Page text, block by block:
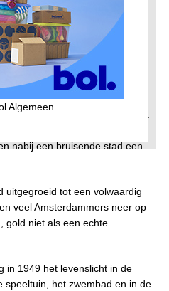
van Santen de Hoog
jaren vanaf 1920 als een
stad Amsterdam, zag de
bestemd waren voor
genoeg wijken tegenwoordig
Noord, waar zelfs
meer de overhand krijgen.
hun werkplek, of speelt ook de
nabij een bruisende stad een
uitgegroeid tot een volwaardig
veel Amsterdammers neer op
gold niet als een echte
in 1949 het levenslicht in de
speeltuin, het zwembad en in de